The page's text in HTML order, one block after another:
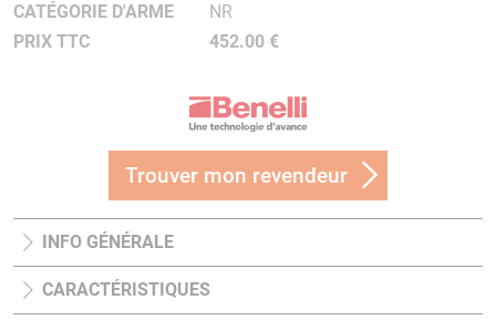
CATÉGORIE D'ARME
NR
PRIX TTC
452.00 €
Trouver mon revendeur
INFO GÉNÉRALE
CARACTÉRISTIQUES